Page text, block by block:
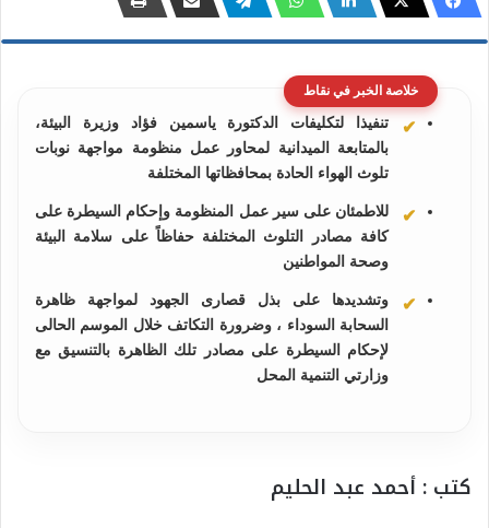
خلاصة الخبر في نقاط
تنفيذا لتكليفات الدكتورة ياسمين فؤاد وزيرة البيئة،
بالمتابعة الميدانية لمحاور عمل منظومة مواجهة نوبات
تلوث الهواء الحادة بمحافظاتها المختلفة
للاطمئان على سير عمل المنظومة وإحكام السيطرة على
كافة مصادر التلوث المختلفة حفاظاً على سلامة البيئة
وصحة المواطنين
وتشديدها على بذل قصارى الجهود لمواجهة ظاهرة
السحابة السوداء ، وضرورة التكاتف خلال الموسم الحالى
لإحكام السيطرة على مصادر تلك الظاهرة بالتنسيق مع
وزارتي التنمية المحل
كتب : أحمد عبد الحليم